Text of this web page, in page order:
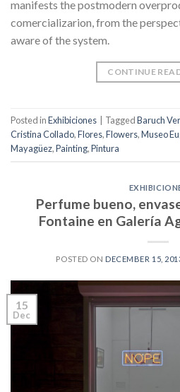
manifests the postmodern
comercializarion, from the
aware of the system.
CONTINUE
Posted inExhibiciones TaggedBaruch
Cristina Collado,Flores,Flowers,Museo
Mayagüez,Painting,Pintura
Perfume bueno,
Fontaine en Galería
POSTED ON DECEMBER 15,
15
Dec